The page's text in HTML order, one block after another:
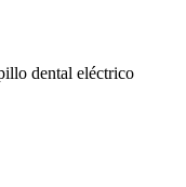
dental eléctrico